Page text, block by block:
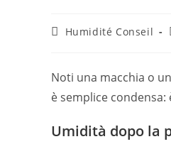
Humidité Conseil
Noti una macchia o
è semplice
Umidità dopo la